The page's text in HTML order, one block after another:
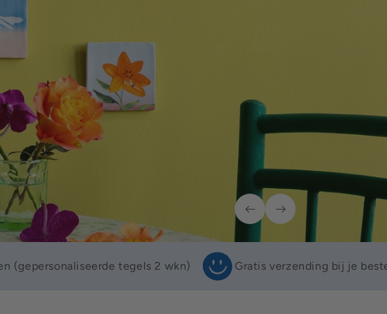
(gepersonaliseerde tegels 2 wkn) Gratis verzending bij je